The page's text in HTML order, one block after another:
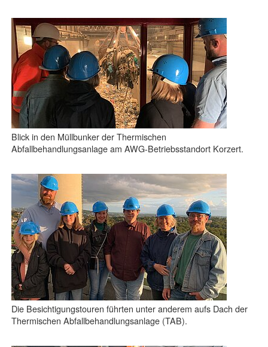
Blick in den Müllbunker der Thermischen
Abfallbehandlungsanlage am AWG-Betriebsstandort Korzert.
Die Besichtigungstouren führten unter anderem aufs Dach der
Thermischen Abfallbehandlungsanlage (TAB).